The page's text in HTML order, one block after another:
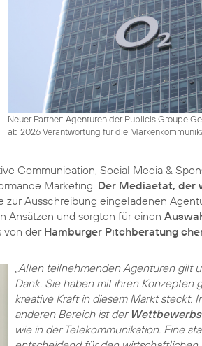
Neuer Partner: Agenturen der Publicis Groupe
ab 2026 Verantwortung für die
Communication, Social Media &
Marketing. Der Mediaetat, der
zur Ausschreibung eingeladenen
Ansätzen und sorgten für einen
von der Hamburger Pitchberatung
„Allen teilnehmenden Agenturen gilt
Dank. Sie haben mit ihren Konzepten
kreative Kraft in diesem Markt steckt.
anderen Bereich ist der
wie in der Telekommunikation. Eine